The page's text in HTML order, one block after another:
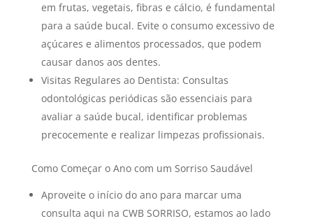
em frutas, vegetais, fibras e cálcio, é fundamental
para a saúde bucal. Evite o consumo excessivo de
açúcares e alimentos processados, que podem
causar danos aos dentes.
Visitas Regulares ao Dentista: Consultas
odontológicas periódicas são essenciais para
avaliar a saúde bucal, identificar problemas
precocemente e realizar limpezas profissionais.
Como Começar o Ano com um Sorriso Saudável
Aproveite o início do ano para marcar uma
consulta aqui na CWB SORRISO, estamos ao lado